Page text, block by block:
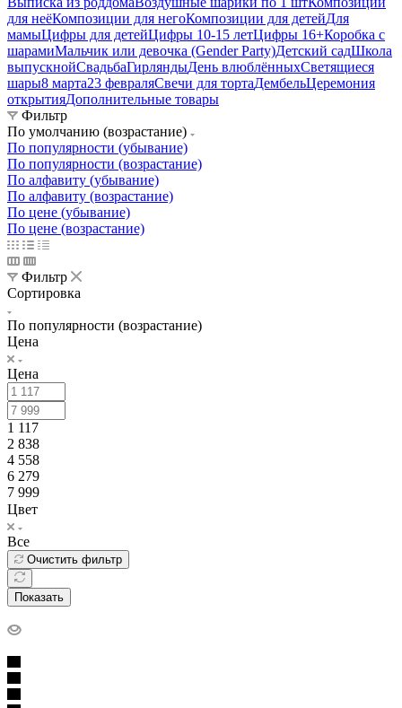
для неёКомпозиции для негоКомпозиции для детейДля
мамыЦифры для детейЦифры 10-15 летЦифры 16+Коробка с
шарамиМальчик или девочка (Gender Party)Детский садШкола
выпускнойСвадьбаГирляндыДень влюблённыхСветящиеся
шары8 марта23 февраляСвечи для тортаДембельЦеремония
открытияДополнительные товары
Фильтр
По умолчанию (возрастание)
По популярности (убывание)
По популярности (возрастание)
По алфавиту (убывание)
По алфавиту (возрастание)
По цене (убывание)
По цене (возрастание)
Фильтр
Сортировка
По популярности (возрастание)
Цена
Цена
1 117
2 838
4 558
6 279
7 999
Цвет
Все
Очистить фильтр
Показать